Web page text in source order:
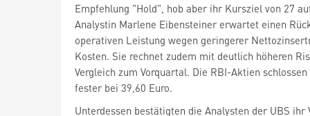
Empfehlung "Hold", hob aber ihr Kursziel von 27
Analystin Marlene Eibensteiner erwartet einen
operativen Leistung wegen geringerer
Kosten. Sie rechnet zudem mit deutlich höheren
Vergleich zum Vorquartal. Die RBI-Aktien
fester bei 39,60 Euro.
Unterdessen bestätigten die Analysten der UBS ihr